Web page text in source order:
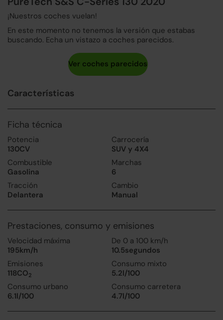
¡Nuestros coches vuelan!
En este momento no tenemos la versión que estabas
buscando. Echa un vistazo a coches parecidos.
Características
Ficha técnica
Potencia
130CV
Carrocería
SUV y 4X4
Combustible
Gasolina
Marchas
6
Tracción
Delantera
Cambio
Manual
Prestaciones, consumo y emisiones
Velocidad máxima
195km/h
De 0 a 100 km/h
10.5segundos
Emisiones
118CO2
Consumo mixto
5.2l/100
Consumo urbano
6.1l/100
Consumo carretera
4.7l/100